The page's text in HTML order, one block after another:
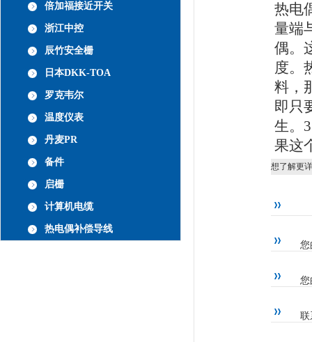
倍加福接近开关
浙江中控
辰竹安全栅
日本DKK-TOA
罗克韦尔
温度仪表
丹麦PR
备件
启栅
计算机电缆
热电偶补偿导线
热电
量端
偶。
度。
料，
即只
生。 3
果这
想了解更
您
您
联